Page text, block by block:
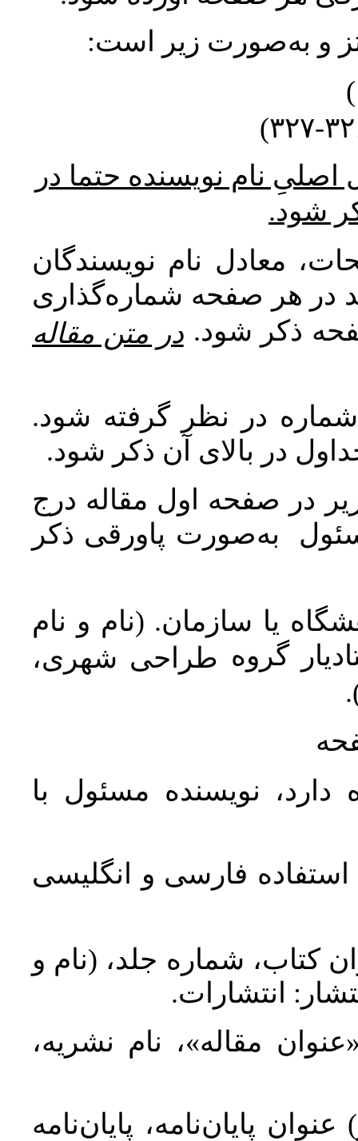
و به‌صورت زیر است:
نام نویسنده حتما در
شود.
معادل نام نویسندگان
در هر صفحه شماره‌گذاری
ذکر شود. در متن مقاله
در نظر گرفته شود.
در بالای آن ذکر شود.
در صفحه اول مقاله درج
به‌صورت پاورقی ذکر
یا سازمان. (نام و نام
گروه طراحی شهری،
نویسنده مسئول با
استفاده فارسی و انگلیسی
کتاب، شماره جلد، (نام و
انتشارات.
مقاله»، نام نشریه،
پایان‌نامه، پایان‌نامه